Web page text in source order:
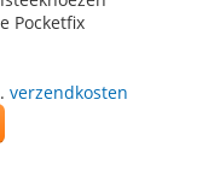
Pocketfix
verzendkosten